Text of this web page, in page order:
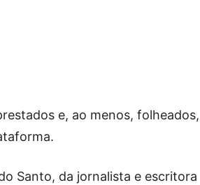
e, ao menos, folheados,
Santo, da jornalista e escritora